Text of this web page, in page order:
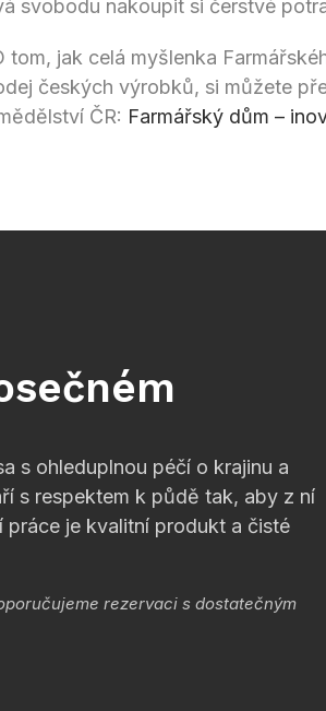
svobodu nakoupit si čerstvé
tom, jak celá myšlenka
českých výrobků, si můžete
ČR: Farmářský dům –
s ohleduplnou péčí o krajinu a
s respektem k půdě tak, aby z ní
práce je kvalitní produkt a čisté
rezervaci s dostatečným